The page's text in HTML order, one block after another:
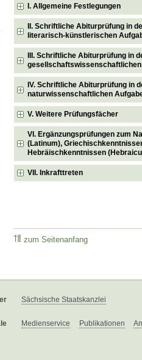
I. Allgemeine Festlegungen
II. Schriftliche Abiturprüfung in
literarisch-künstlerischen
III. Schriftliche Abiturprüfung in
IV. Schriftliche Abiturprüfung in
naturwissenschaftlichen
V. Weitere Prüfungsfächer
VI. Ergänzungsprüfungen zum
(Latinum),
Hebräischkenntnissen
VII. Inkrafttreten
zum Seitenanfang
Sächsische Staatskanzlei
Medienservice Publikationen